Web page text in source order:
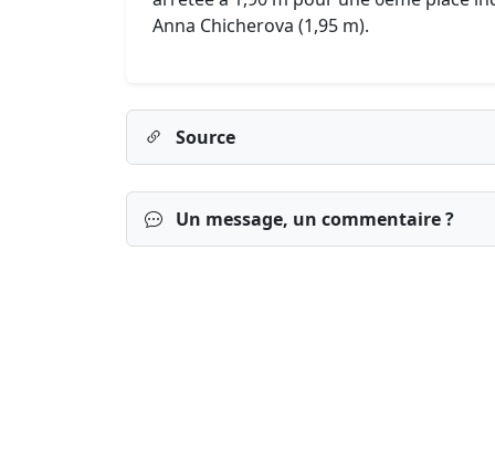
Anna Chicherova (1,95 m).
Source
Un message, un commentaire ?